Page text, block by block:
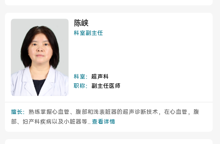
陈峡
科室副主任
科室：超声科
职称： 副主任医师
擅长： 熟练掌握心血管、腹部和浅表脏器的超声诊断技术，在心血管，腹
部、妇产科疾病以及小脏器等... 查看详情